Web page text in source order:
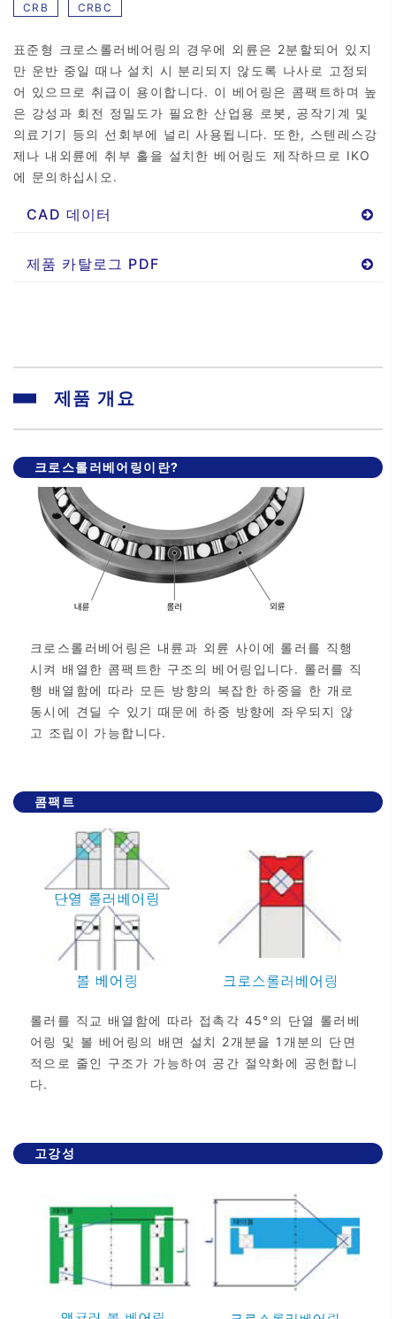
CRB CRBC
표준형 크로스롤러베어링의 경우에 외륜은 2분할되어 있지
만 운반 중일 때나 설치 시 분리되지 않도록 나사로 고정되
어 있으므로 취급이 용이합니다. 이 베어링은 콤팩트하며 높
은 강성과 회전 정밀도가 필요한 산업용 로봇, 공작기계 및
의료기기 등의 선회부에 널리 사용됩니다. 또한, 스텐레스강
제나 내외륜에 취부 홀을 설치한 베어링도 제작하므로 IKO
에 문의하십시오.
CAD 데이터
제품 카탈로그 PDF
제품 개요
크로스롤러베어링이란?
크로스롤러베어링은 내륜과 외륜 사이에 롤러를 직행
시켜 배열한 콤팩트한 구조의 베어링입니다. 롤러를 직
행 배열함에 따라 모든 방향의 복잡한 하중을 한 개로
동시에 견딜 수 있기 때문에 하중 방향에 좌우되지 않
고 조립이 가능합니다.
콤팩트
롤러를 직교 배열함에 따라 접촉각 45°의 단열 롤러베
어링 및 볼 베어링의 배면 설치 2개분을 1개분의 단면
적으로 줄인 구조가 가능하여 공간 절약화에 공헌합니
다.
고강성